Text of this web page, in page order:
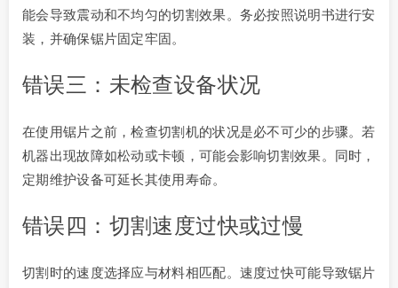
能会导致震动和不均匀的切割效果。务必按照说明书进行安
装，并确保锯片固定牢固。
错误三：未检查设备状况
在使用锯片之前，检查切割机的状况是必不可少的步骤。若
机器出现故障如松动或卡顿，可能会影响切割效果。同时，
定期维护设备可延长其使用寿命。
错误四：切割速度过快或过慢
切割时的速度选择应与材料相匹配。速度过快可能导致锯片